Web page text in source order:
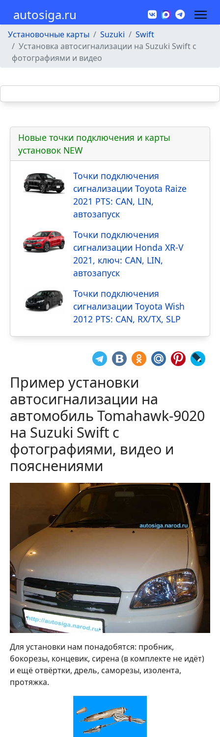
autosiga.ru
Установочные карты Suzuki
Swift
Установка автосигнализации на Suzuki Swift с
фотографиями и видео
Новые точки подключения и карты
установок NEW
Точки подключения
сигнализации Toyota Raize
2021 PTS: CAN, LIN,
автозапуск
Точки подключения
сигнализации Honda XR-V
2021, ключ: CAN, LIN,
автозапуск
Точки подключения
сигнализации Toyota Wish
2012 PTS: CAN, RX/TX, SLP
Пример установки
автосигнализации на
автомобиль Tomahawk-9020
на Suzuki Swift с
фотографиями, видео и
пояснениями
Для установки нам понадобятся: пробник,
бокорезы, концевик, сирена (в комплекте не идёт)
и ещё отвёртки, дрель, саморезы, изолента,
протяжка.